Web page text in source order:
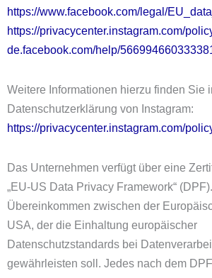
https://www.facebook.com/legal/
https://privacycenter.instagram.com/
de.facebook.com/help/
Weitere Informationen hierzu finden Sie
Datenschutzerklärung von Instagram:
https://privacycenter.instagram.com/
Das Unternehmen verfügt über eine
„EU-US Data Privacy Framework“
Übereinkommen zwischen der
USA, der die Einhaltung europäischer
Datenschutzstandards bei
gewährleisten soll. Jedes nach dem